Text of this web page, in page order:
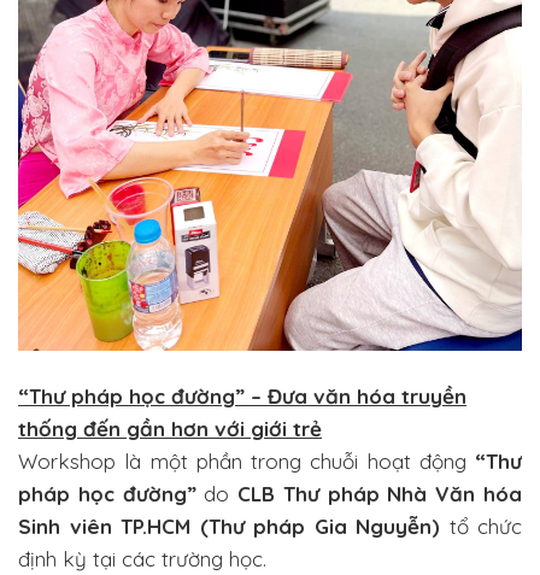
“Thư pháp học đường” – Đưa văn hóa truyền
thống đến gần hơn với giới trẻ
Workshop là một phần trong chuỗi hoạt động “Thư
pháp học đường”do CLB Thư pháp Nhà Văn hóa
Sinh viên TP.HCM (Thư pháp Gia Nguyễn) tổ chức
định kỳ tại các trường học.